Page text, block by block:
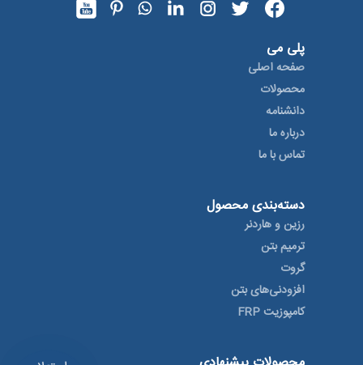
پلی می
صفحه اصلی
محصولات
دانشنامه
درباره ما
تماس با ما
دسته‌بندی محصول
رزین و هاردنر
ترمیم بتن
گروت
افزودنی‌های بتن
کامپوزیت FRP